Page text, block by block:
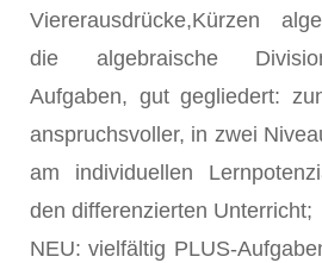
Viererausdrücke,Kürzen
die algebraische
Aufgaben, gut gegliedert:
anspruchsvoller, in zwei
am individuellen
den differenzierten Unterricht;
NEU: vielfältig PLUS-